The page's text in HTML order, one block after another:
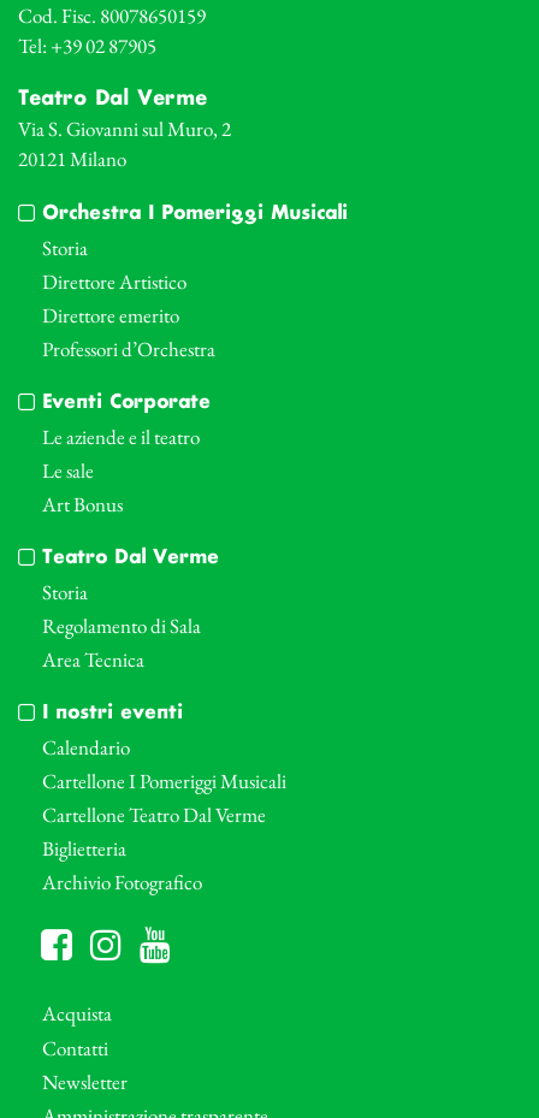
Cod. Fisc. 80078650159
Tel: +39 02 87905
Teatro Dal Verme
Via S. Giovanni sul Muro, 2
20121 Milano
Orchestra I Pomeriggi Musicali
Storia
Direttore Artistico
Direttore emerito
Professori d’Orchestra
Eventi Corporate
Le aziende e il teatro
Le sale
Art Bonus
Teatro Dal Verme
Storia
Regolamento di Sala
Area Tecnica
I nostri eventi
Calendario
Cartellone I Pomeriggi Musicali
Cartellone Teatro Dal Verme
Biglietteria
Archivio Fotografico
Acquista
Contatti
Newsletter